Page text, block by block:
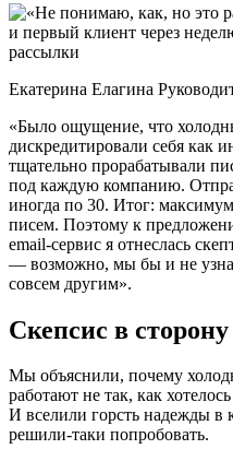
Екатерина Елагина
«Было ощущение, что
дискредитировали себя как
тщательно прорабатывали
под каждую компанию.
иногда по 30. Итог:
писем. Поэтому к
email-сервис я отнеслась
— возможно, мы бы и не
совсем другим».
Скепсис в сторону
Мы объяснили, почему
работают не так, как
И вселили горсть надежды в
решили-таки попробовать.